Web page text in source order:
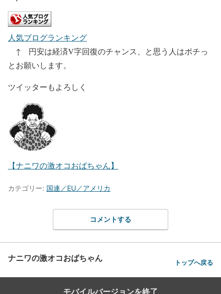
人気ブログランキング
↑ 円安は経済V字回復のチャンス、と思う人はポチっ
とお願いします。
ツイッターもよろしく
【ナニワの激オコおばちゃん】
カテゴリー: 国連／EU／アメリカ
コメントする
ナニワの激オコおばちゃん トップへ戻る
モバイルバージョンを終了